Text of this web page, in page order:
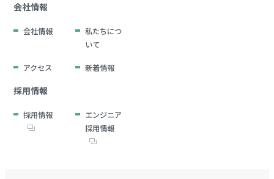
会社情報
会社情報
私たちにつ
いて
アクセス 新着情報
採用情報
採用情報
エンジニア
採用情報